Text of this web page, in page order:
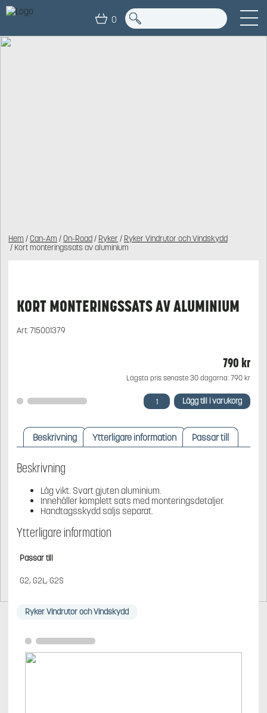
0
Hem /Can-Am /On-Road/ Ryker / Ryker Vindrutor och Vindskydd
/ Kort monteringssats av aluminium
KORT MONTERINGSSATS AV ALUMINIUM
Art:715001379
790 kr
Lägsta pris senaste 30 dagarna: 790 kr
Kort
monteringssats
aluminium
mängd
Lägg till i varukorg
Beskrivning Ytterligare information Passar till
Beskrivning
Låg vikt. Svart gjuten aluminium.
Innehåller komplett sats med monteringsdetaljer.
Handtagsskydd säljs separat.
Ytterligare information
Passar till
G2, G2L, G2S
Ryker Vindrutor och Vindskydd